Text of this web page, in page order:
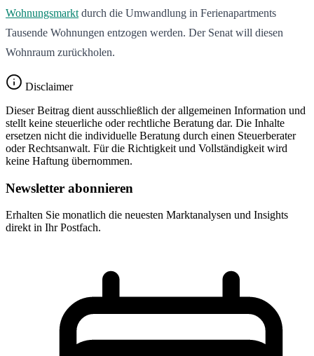
Wohnungsmarkt durch die Umwandlung in Ferienapartments
Tausende Wohnungen entzogen werden. Der Senat will diesen
Wohnraum zurückholen.
Disclaimer
Dieser Beitrag dient ausschließlich der allgemeinen Information und
stellt keine steuerliche oder rechtliche Beratung dar. Die Inhalte
ersetzen nicht die individuelle Beratung durch einen Steuerberater
oder Rechtsanwalt. Für die Richtigkeit und Vollständigkeit wird
keine Haftung übernommen.
Newsletter abonnieren
Erhalten Sie monatlich die neuesten Marktanalysen und Insights
direkt in Ihr Postfach.